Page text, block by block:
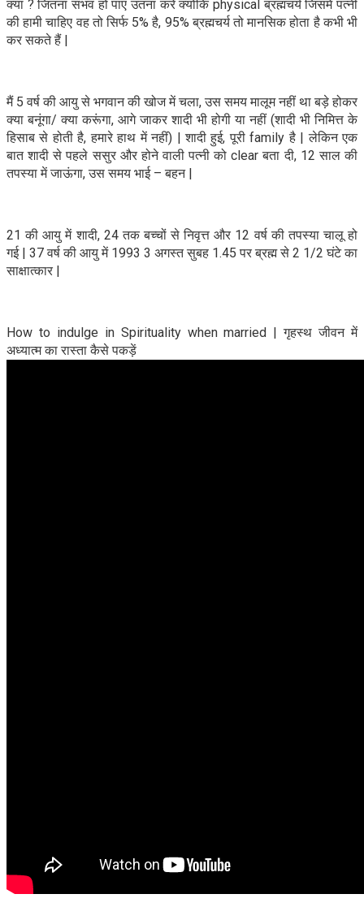
क्या ? जितना संभव हो पाए उतना करें क्योंकि physical ब्रह्मचर्य जिसमें पत्नी
की हामी चाहिए वह तो सिर्फ 5% है, 95% ब्रह्मचर्य तो मानसिक होता है कभी भी
कर सकते हैं |
मैं 5 वर्ष की आयु से भगवान की खोज में चला, उस समय मालूम नहीं था बड़े होकर
क्या बनूंगा/ क्या करूंगा, आगे जाकर शादी भी होगी या नहीं (शादी भी निमित्त के
हिसाब से होती है, हमारे हाथ में नहीं) | शादी हुई, पूरी family है | लेकिन एक
बात शादी से पहले ससुर और होने वाली पत्नी को clear बता दी, 12 साल की
तपस्या में जाऊंगा, उस समय भाई – बहन |
21 की आयु में शादी, 24 तक बच्चों से निवृत्त और 12 वर्ष की तपस्या चालू हो
गई | 37 वर्ष की आयु में 1993 3 अगस्त सुबह 1.45 पर ब्रह्म से 2 1/2 घंटे का
साक्षात्कार |
How to indulge in Spirituality when married | गृहस्थ जीवन में
अध्यात्म का रास्ता कैसे पकड़ें